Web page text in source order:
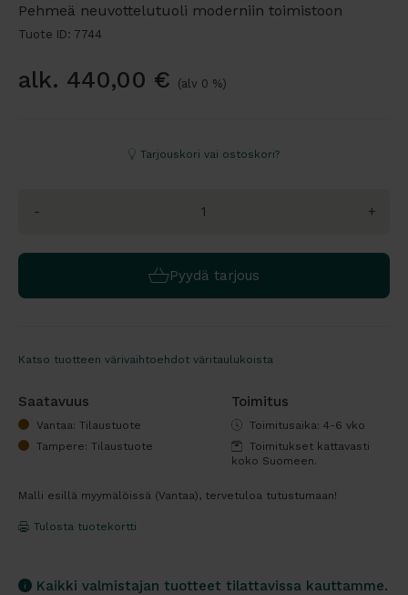
Pehmeä neuvottelutuoli moderniin toimistoon
Tuote ID: 7744
alk. 440,00 € (alv 0 %)
Tarjouskori vai ostoskori?
- +
Pyydä tarjous
Katso tuotteen värivaihtoehdot väritaulukoista
Saatavuus
Vantaa: Tilaustuote
Tampere: Tilaustuote
Toimitus
Toimitusaika: 4-6 vko
Toimitukset kattavasti
koko Suomeen.
Malli esillä myymälöissä (Vantaa), tervetuloa tutustumaan!
Tulosta tuotekortti
Kaikki valmistajan tuotteet tilattavissa kauttamme.